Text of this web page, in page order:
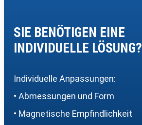
SIE BENÖTIGEN EINE
INDIVIDUELLE LÖSUNG?
Individuelle Anpassungen:
• Abmessungen und Form
• Magnetische Empfindlichkeit